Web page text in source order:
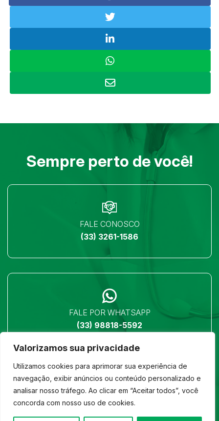
Valorizamos sua privacidade
Utilizamos cookies para aprimorar sua experiência de
navegação, exibir anúncios ou conteúdo personalizado e
analisar nosso tráfego. Ao clicar em “Aceitar todos”, você
concorda com nosso uso de cookies.
Sempre perto de você!
FALE CONOSCO
(33) 3261-1586
FALE POR WHATSAPP
(33) 98818-5592
LOCALIZAÇÃO